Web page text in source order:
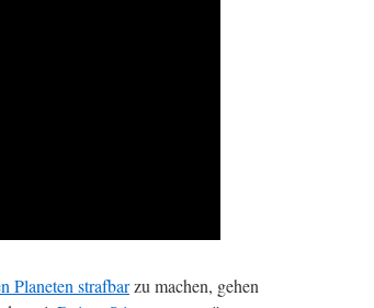
Planeten strafbarzu machen, gehen